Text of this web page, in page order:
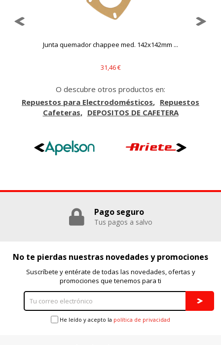
Junta quemador chappee med. 142x142mm ...
31,46 €
O descubre otros productos en:
Repuestos para Electrodomésticos
Repuestos
Cafeteras
DEPOSITOS DE CAFETERA
Pago seguro
Tus pagos a salvo
No te pierdas nuestras novedades y promociones
Suscríbete y entérate de todas las novedades, ofertas y
promociones que tenemos para ti
He leído y acepto la política de privacidad
Puedes volver a configurar tus cookies desde la sección
"Configuración de cookies" al pie de la página. También puedes
consultar nuestra
política de cookies